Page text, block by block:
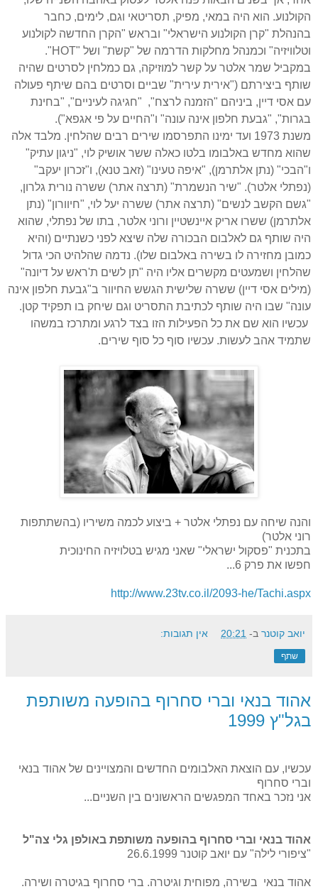
הקולנוע. הוא היה במאי, מפיק, תסריטאי וגם, לימים, כחבר
בהנהלת "קרן הקולנוע הישראלי" ובראש "הקרן החדשה לקולנוע
וטלוויזיה" וכמנהל מחלקות הדרמה של "קשת" ושל "HOT
".
במקביל שמר אלטר על קשר למוזיקה, גם כמלחין לסרטים שהיה
שותף ביצירתם ("אירית עירית" שביים וסרטים בהם שיתף פעולה
עם אסי דיין, ביניהם "הזמנה לרצח", "חגיגה לעיניים", "בחינת
בגרות", "גבעת חלפון אינה עונה" ו"החיים על פי אגפא").
משנת 1973 ועד ימינו התפרסמו שירים רבים שהלחין. מלבד אלה
שהוא מחדש באלבומו בלטו כאלה ששר אושיק לוי, "ניגון עתיק"
ו"הבכי" (נתן אלתרמן), "איפה טעינו" (זאב טנא), ו"זכרון יעקב"
(נפתלי אלטר). "שיר הנשמרת" (תרצה אתר) ששרה נורית גלרון,
"גשם הקשב לנשים" (תרצה אתר) ששרה יעל לוי, "חיוורון" (נתן
אלתרמן) ששרו אריק איינשטיין ורוני אלטר, בתו של נפתלי, שהוא
היה שותף גם לאלבום הבכורה שלה שיצא לפני כשנתיים (והיא
כמובן מחזירה לו בשירה באלבום שלו). נדמה שהלהיט הכי גדול
שהלחין ושמעטים מקשרים אליו היה "תן לשים ת'ראש על דיונה"
(מילים אסי דיין) ששרה שלישית הגשש החיוור ב"גבעת חלפון אינה
עונה" שבו היה שותף לכתיבת התסריט וגם שיחק בו תפקיד קטן.
עכשיו הוא שם את כל הפעילות הזו בצד לרגע ומתרכז במשהו
שתמיד אהב לעשות. עכשיו סוף כל סוף שירים.
והנה שיחה עם נפתלי אלטר + ביצוע לכמה משיריו (בהשתתפות
רוני אלטר)
בתכנית "פסקול ישראלי" שאני מגיש בטלויזיה החינוכית
חפשו את פרק 6...
http://www.23tv.co.il/2093-he/Tachi.aspx
יואב קוטנר ב- 20:21 אין תגובות:
שתף
אהוד בנאי וברי סחרוף בהופעה משותפת
בגל"ץ 1999
עכשיו, עם הוצאת האלבומים החדשים והמצויינים של אהוד בנאי
וברי סחרוף
אני נזכר באחד המפגשים הראשונים בין השניים...
אהוד בנאי וברי סחרוף בהופעה משותפת באולפן גלי צה"ל
"ציפורי לילה" עם יואב קוטנר 26.6.1999
אהוד בנאי בשירה, מפוחית וגיטרה. ברי סחרוף בגיטרה ושירה.